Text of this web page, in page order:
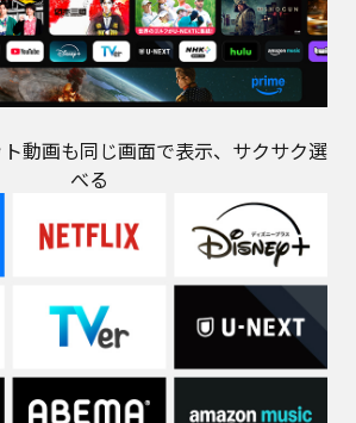
動画も同じ画面で表示、サクサク選
べる